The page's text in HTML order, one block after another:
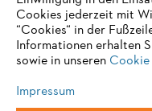
Rechtliche
STIHL VERTRIEBS AG,
Sie nutzen einen
eine optimale Nutzung
einem der folgenden
Cookies jederzeit mit
“Cookies“ in der
Informationen erhalten
sowie in unseren
Impressum